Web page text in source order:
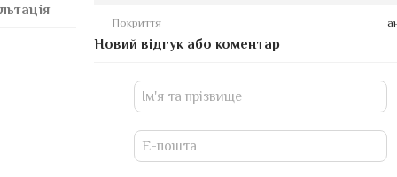
Покриття
Новий відгук або коментар